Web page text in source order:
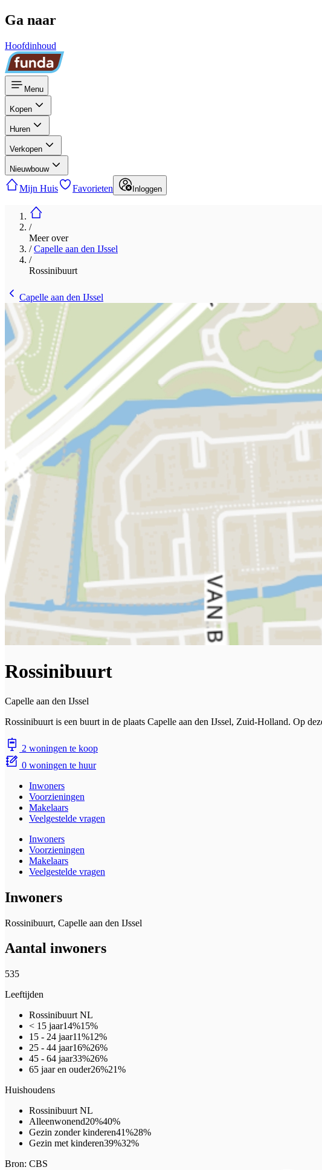
Ga naar
Hoofdinhoud
Menu
Kopen
Huren
Verkopen
Nieuwbouw
Mijn Huis Favorieten Inloggen
/
Meer over
/Capelle aan den IJssel
/
Rossinibuurt
Capelle aan den IJssel
Rossinibuurt
Capelle aan den IJssel
Rossinibuurt is een buurt in de plaats Capelle aan den IJssel, Zuid-Holland. Op
2 woningen te koop
0 woningen te huur
Inwoners
Voorzieningen
Makelaars
Veelgestelde vragen
Inwoners
Voorzieningen
Makelaars
Veelgestelde vragen
Inwoners
Rossinibuurt, Capelle aan den IJssel
Aantal inwoners
535
Leeftijden
Rossinibuurt NL
< 15 jaar14%15%
15 - 24 jaar11%12%
25 - 44 jaar16%26%
45 - 64 jaar33%26%
65 jaar en ouder26%21%
Huishoudens
Rossinibuurt NL
Alleenwonend20%40%
Gezin zonder kinderen41%28%
Gezin met kinderen39%32%
Bron: CBS